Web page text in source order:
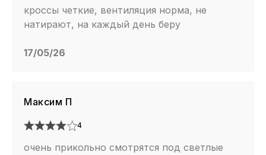
кроссы четкие, вентиляция норма, не
натирают, на каждый день беру
17/05/26
Максим П
4
очень прикольно смотрятся под светлые